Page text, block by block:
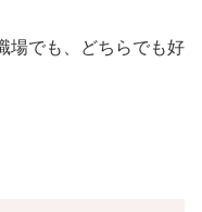
場でも、どちらでも好